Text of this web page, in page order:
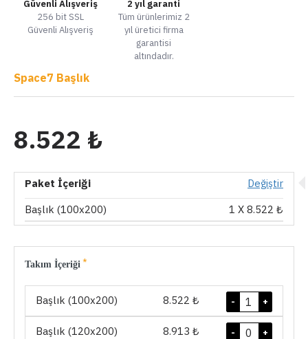
Güvenli Alışveriş
256 bit SSL
Güvenli Alışveriş
2 yıl garanti
Tüm ürünlerimiz 2
yıl üretici firma
garantisi
altındadır.
Space7 Başlık
8.522 ₺
Paket İçeriği
Değiştir
Başlık (100x200)
1 X 8.522 ₺
Takım İçeriği
Başlık (100x200) 8.522 ₺ +
-
Başlık (120x200) 8.913 ₺ +
-